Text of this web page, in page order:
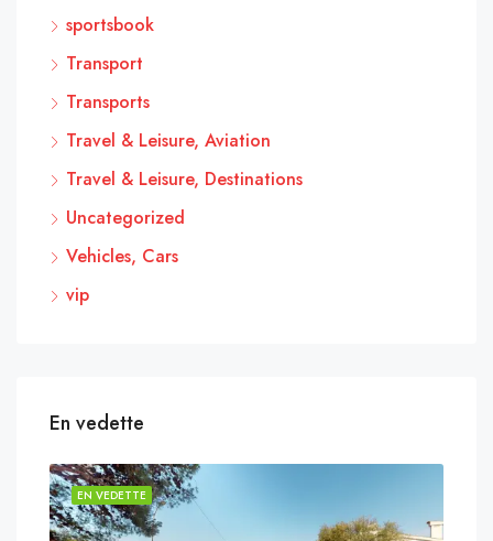
sportsbook
Transport
Transports
Travel & Leisure, Aviation
Travel & Leisure, Destinations
Uncategorized
Vehicles, Cars
vip
En vedette
EN VEDETTE